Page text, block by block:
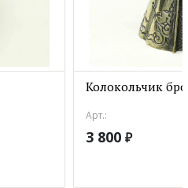
Колокольчик
Арт.:
3 800 ₽